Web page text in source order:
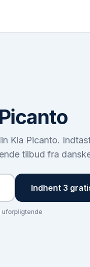
Kia Picanto.
tilbud fra
Indhent 3
uforpligtende